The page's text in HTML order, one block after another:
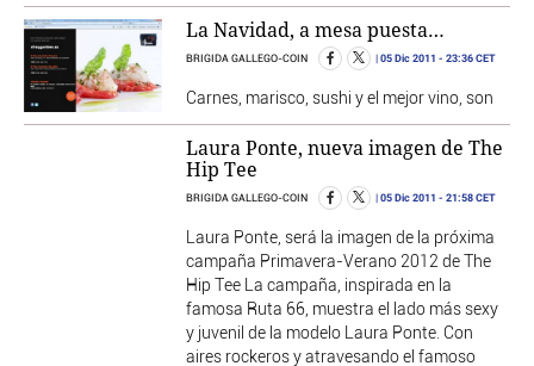
La Navidad, a mesa puesta…
BRIGIDA GALLEGO-COIN 05 Dic 2011 - 23:36 CET
Carnes, marisco, sushi y el mejor vino, son
Laura Ponte, nueva imagen de The
Hip Tee
BRIGIDA GALLEGO-COIN 05 Dic 2011 - 21:58 CET
Laura Ponte, será la imagen de la próxima
campaña Primavera-Verano 2012 de The
Hip Tee La campaña, inspirada en la
famosa Ruta 66, muestra el lado más sexy
y juvenil de la modelo Laura Ponte. Con
aires rockeros y atravesando el famoso